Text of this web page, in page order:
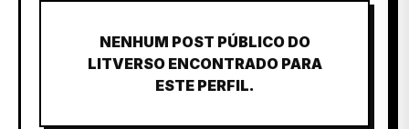
NENHUM POST PÚBLICO DO
LITVERSO ENCONTRADO PARA
ESTE PERFIL.